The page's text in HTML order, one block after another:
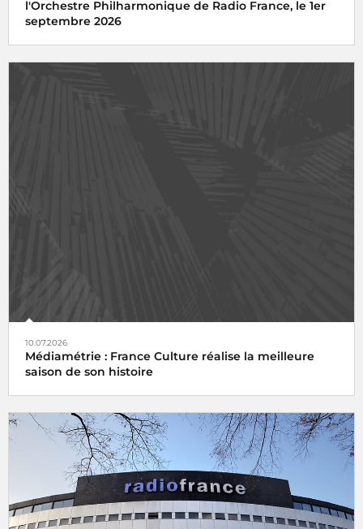
l'Orchestre Philharmonique de Radio France, le 1er
septembre 2026
10.07.2026
Médiamétrie : France Culture réalise la meilleure
saison de son histoire